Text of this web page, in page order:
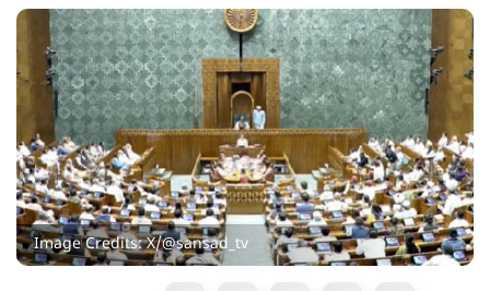
Image Credits: X/@sansad_tv